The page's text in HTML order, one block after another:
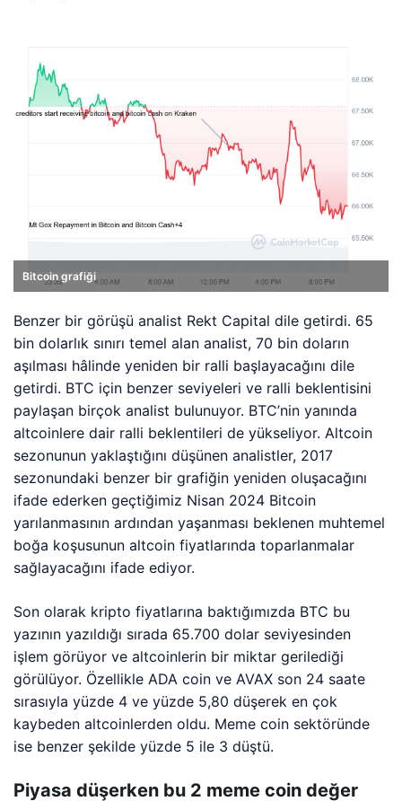
Bitcoin grafiği
Benzer bir görüşü analist Rekt Capital dile getirdi. 65
bin dolarlık sınırı temel alan analist, 70 bin doların
aşılması hâlinde yeniden bir ralli başlayacağını dile
getirdi. BTC için benzer seviyeleri ve ralli beklentisini
paylaşan birçok analist bulunuyor. BTC’nin yanında
altcoinlere dair ralli beklentileri de yükseliyor. Altcoin
sezonunun yaklaştığını düşünen analistler, 2017
sezonundaki benzer bir grafiğin yeniden oluşacağını
ifade ederken geçtiğimiz Nisan 2024 Bitcoin
yarılanmasının ardından yaşanması beklenen muhtemel
boğa koşusunun altcoin fiyatlarında toparlanmalar
sağlayacağını ifade ediyor.
Son olarak kripto fiyatlarına baktığımızda BTC bu
yazının yazıldığı sırada 65.700 dolar seviyesinden
işlem görüyor ve altcoinlerin bir miktar gerilediği
görülüyor. Özellikle ADA coin ve AVAX son 24 saate
sırasıyla yüzde 4 ve yüzde 5,80 düşerek en çok
kaybeden altcoinlerden oldu. Meme coin sektöründe
ise benzer şekilde yüzde 5 ile 3 düştü.
Piyasa düşerken bu 2 meme coin değer